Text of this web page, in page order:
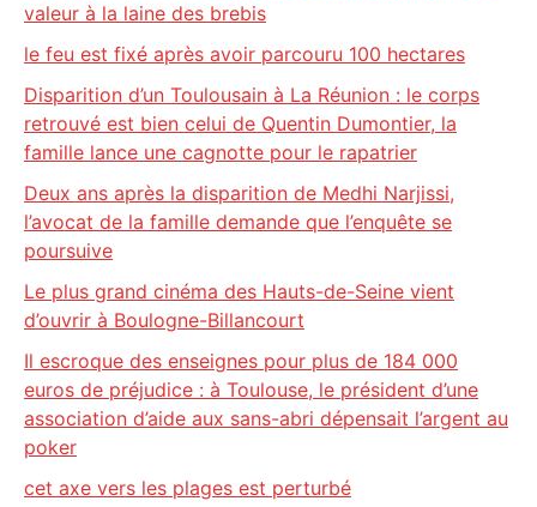
valeur à la laine des brebis
le feu est fixé après avoir parcouru 100 hectares
Disparition d’un Toulousain à La Réunion : le corps
retrouvé est bien celui de Quentin Dumontier, la
famille lance une cagnotte pour le rapatrier
Deux ans après la disparition de Medhi Narjissi,
l’avocat de la famille demande que l’enquête se
poursuive
Le plus grand cinéma des Hauts-de-Seine vient
d’ouvrir à Boulogne-Billancourt
Il escroque des enseignes pour plus de 184 000
euros de préjudice : à Toulouse, le président d’une
association d’aide aux sans-abri dépensait l’argent au
poker
cet axe vers les plages est perturbé